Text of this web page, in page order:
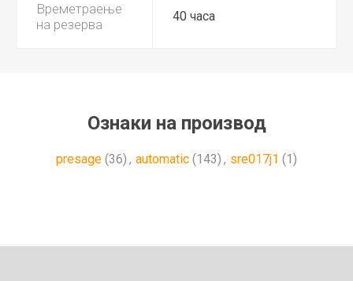
Времетраење
на резерва
40 часа
Ознаки на производ
presage (36) , automatic (143) , sre017j1 (1)